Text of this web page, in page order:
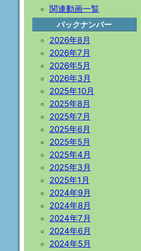
関連動画一覧
バックナンバー
2026年8月
2026年7月
2026年5月
2026年3月
2025年10月
2025年8月
2025年7月
2025年6月
2025年5月
2025年4月
2025年3月
2025年1月
2024年9月
2024年8月
2024年7月
2024年6月
2024年5月